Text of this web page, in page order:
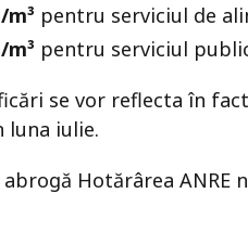
m³ pentru serviciul de
m³ pentru serviciul
se vor reflecta în
iulie.
Hotărârea ANRE